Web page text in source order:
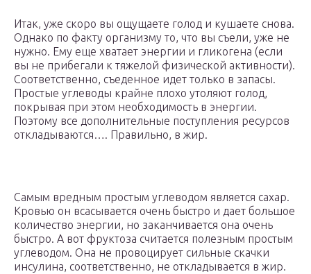
Итак, уже скоро вы ощущаете голод и кушаете снова.
Однако по факту организму то, что вы съели, уже не
нужно. Ему еще хватает энергии и гликогена (если
вы не прибегали к тяжелой физической активности).
Соответственно, съеденное идет только в запасы.
Простые углеводы крайне плохо утоляют голод,
покрывая при этом необходимость в энергии.
Поэтому все дополнительные поступления ресурсов
откладываются…. Правильно, в жир.
Самым вредным простым углеводом является сахар.
Кровью он всасывается очень быстро и дает большое
количество энергии, но заканчивается она очень
быстро. А вот фруктоза считается полезным простым
углеводом. Она не провоцирует сильные скачки
инсулина, соответственно, не откладывается в жир.